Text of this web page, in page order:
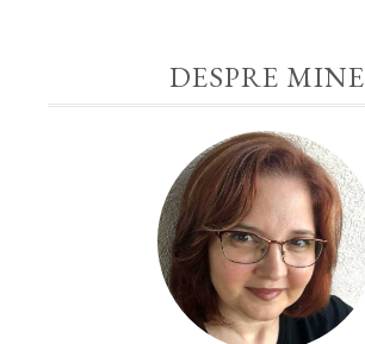
DESPRE MINE